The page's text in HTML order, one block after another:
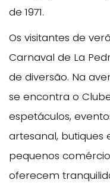
de 1971.
Os visitantes de
Carnaval de La
de diversão. Na
se encontra o
espetáculos,
artesanal, butiques
pequenos
oferecem